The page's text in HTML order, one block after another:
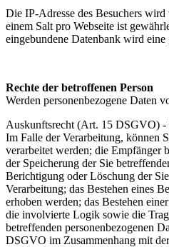
Die IP-Adresse des Besuchers
einem Salt pro Webseite ist
eingebundene Datenbank wird
Rechte der betroffenen Person
Werden personenbezogene Daten
Auskunftsrecht (Art. 15 DSGVO) -
Im Falle der Verarbeitung, können
verarbeitet werden; die Empfänger
der Speicherung der Sie
Berichtigung oder Löschung der
Verarbeitung; das Bestehen eines
erhoben werden; das Bestehen
die involvierte Logik sowie die
betreffenden personenbezogenen
DSGVO im Zusammenhang mit